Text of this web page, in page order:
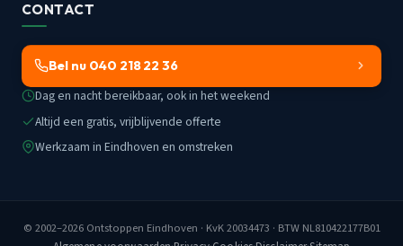
CONTACT
Bel nu 040 218 22 36
Dag en nacht bereikbaar, ook in het weekend
Altijd een gratis, vrijblijvende offerte
Werkzaam in Eindhoven en omstreken
© 2002–2026 Ontstoppen Eindhoven · KvK 20034473 · BTW NL810422177B01